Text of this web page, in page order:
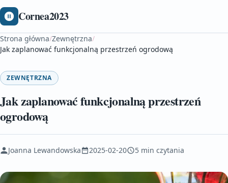
Cornea2023
Strona główna/Zewnętrzna/
Jak zaplanować funkcjonalną przestrzeń ogrodową
ZEWNĘTRZNA
Jak zaplanować funkcjonalną przestrzeń
ogrodową
Joanna Lewandowska 2025-02-20 5 min czytania